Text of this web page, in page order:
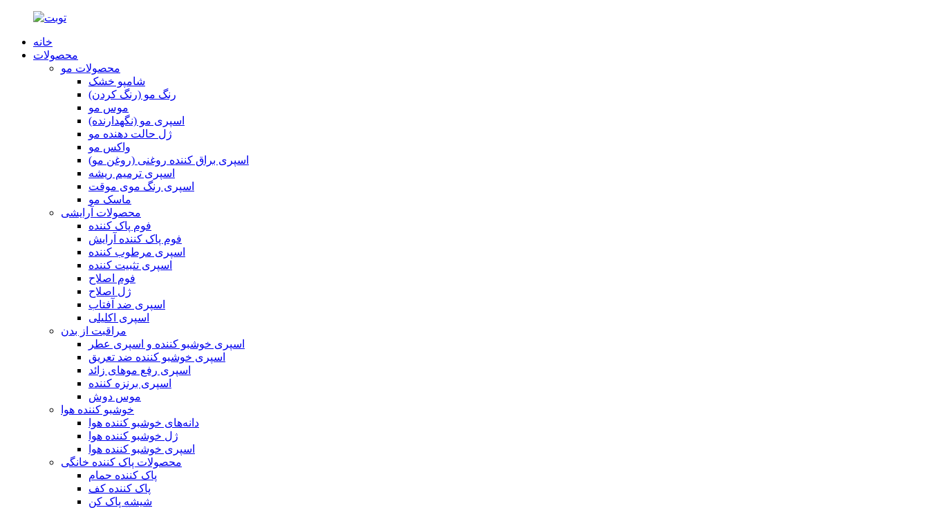
خانه
محصولات
محصولات مو
شامپو خشک
رنگ مو (رنگ کردن)
موس مو
اسپری مو (نگهدارنده)
ژل حالت دهنده مو
واکس مو
اسپری براق کننده روغنی (روغن مو)
اسپری ترمیم ریشه
اسپری رنگ موی موقت
ماسک مو
محصولات آرایشی
فوم پاک کننده
فوم پاک کننده آرایش
اسپری مرطوب کننده
اسپری تثبیت کننده
فوم اصلاح
ژل اصلاح
اسپری ضد آفتاب
اسپری اکلیلی
مراقبت از بدن
اسپری خوشبو کننده و اسپری عطر
اسپری خوشبو کننده ضد تعریق
اسپری رفع موهای زائد
اسپری برنزه کننده
موس دوش
خوشبو کننده هوا
دانه‌های خوشبو کننده هوا
ژل خوشبو کننده هوا
اسپری خوشبو کننده هوا
محصولات پاک کننده خانگی
پاک کننده حمام
پاک کننده کف
شیشه پاک کن